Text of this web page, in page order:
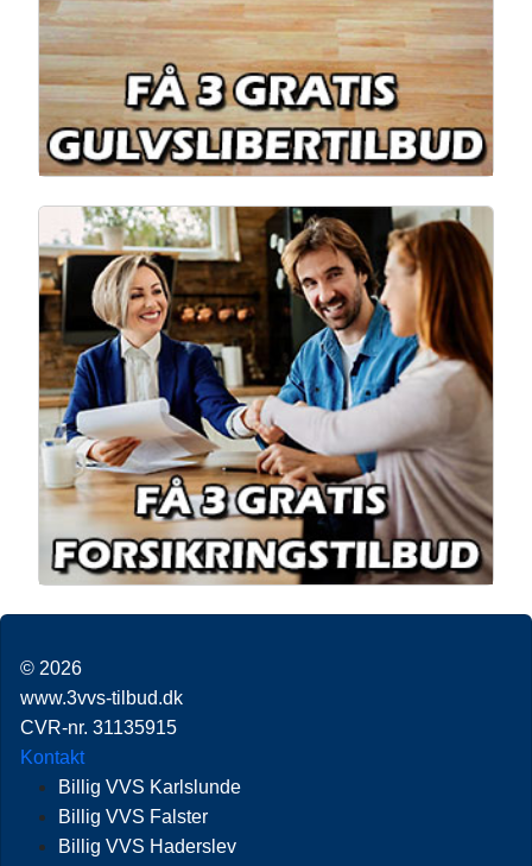
© 2026
www.3vvs-tilbud.dk
CVR-nr. 31135915
Kontakt
Billig VVS Karlslunde
Billig VVS Falster
Billig VVS Haderslev